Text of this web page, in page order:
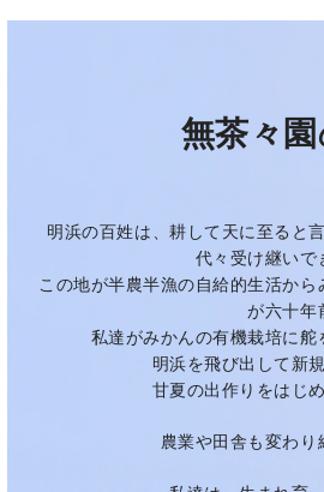
無茶々園
明浜の百姓は、耕して天に至ると
代々受け継いで
この地が半農半漁の自給的生活か
が六十年
私達がみかんの有機栽培に舵
明浜を飛び出して新
甘夏の出作りをはじ
農業や田舎も変わり